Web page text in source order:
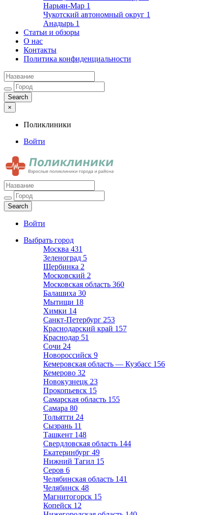
Нарьян-Мар 1
Чукотский автономный округ 1
Анадырь 1
Статьи и обзоры
О нас
Контакты
Политика конфиденциальности
×
Поликлиники
Войти
Поликлиники
Взрослые поликлиники города и района
Войти
Выбрать город
Москва 431
Зеленоград 5
Щербинка 2
Московский 2
Московская область 360
Балашиха 30
Мытищи 18
Химки 14
Санкт-Петербург 253
Краснодарский край 157
Краснодар 51
Сочи 24
Новороссийск 9
Кемеровская область — Кузбасс 156
Кемерово 32
Новокузнецк 23
Прокопьевск 15
Самарская область 155
Самара 80
Тольятти 24
Сызрань 11
Ташкент 148
Свердловская область 144
Екатеринбург 49
Нижний Тагил 15
Серов 6
Челябинская область 141
Челябинск 48
Магнитогорск 15
Копейск 12